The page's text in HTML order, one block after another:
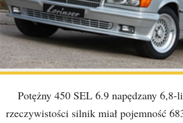
Potężny 450 SEL 6.9 napędzany
rzeczywistości silnik miał pojemność